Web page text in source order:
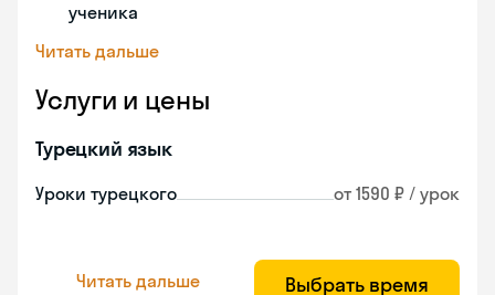
ученика
Читать дальше
Услуги и цены
Турецкий язык
Уроки турецкого от 1590 ₽ / урок
Читать дальше Выбрать время